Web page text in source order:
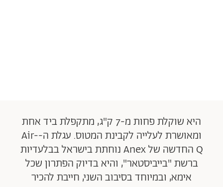
היא שוקלת פחות מ-7 ק"ג, מתקפלת ביד אחת
ומאושרת לעלייה לקבינת המטוס. עגלת ה-Air-
Q החדשה של Anex נוחתת בישראל בבלעדיות
ברשת "בייביסטאר", והיא בדיוק הפתרון שכל
אימא, ובמיוחד בסיבוב השני, חייבת להכיר